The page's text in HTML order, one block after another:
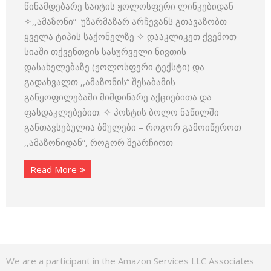
წინამდებარე საიტის ჟოლოსფერი ლინკებიდან
✧,,ამაზონი” უზარმაზარ არჩევანს გთავაზობთ
ყველა ტიპის საქონელზე ✧ დააკლიკეთ ქვემოთ
სიაში თქვენთვის სასურველი ნივთის
დასახელებაზე (ჟოლოსფერი ტექსტი) და
გადახვალთ ,,ამაზონის“ შესაბამის
განყოფილებაში მიმდინარე აქციებითა და
ფასდაკლებებით. ✧ პოსტის ბოლო ნაწილში
განთავსებულია ბმულები – როგორ გამოიწეროთ
,,ამაზონიდან”, როგორ შეარჩიოთ
Read More
We are a participant in the Amazon Services LLC Associates